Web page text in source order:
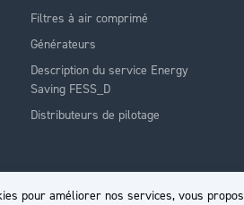
pour améliorer nos services, vous
Filtres à air comprimé
Générateurs
Description du service Energy
Saving FESS_D
Distributeurs de pilotage